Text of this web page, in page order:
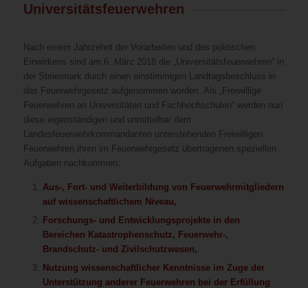
Universitätsfeuerwehren
Nach einem Jahrzehnt der Vorarbeiten und des politischen
Einwirkens sind am 6. März 2018 die „Universitätsfeuerwehren“ in
der Steiermark durch einen einstimmigen Landtagsbeschluss in
das Feuerwehrgesetz aufgenommen worden. Als „Freiwillige
Feuerwehren an Universitäten und Fachhochschulen“ werden nun
diese eigenständigen und unmittelbar dem
Landesfeuerwehrkommandanten unterstehenden Freiwilligen
Feuerwehren ihren im Feuerwehrgesetz übertragenen speziellen
Aufgaben nachkommen:
Aus-, Fort- und Weiterbildung von Feuerwehrmitgliedern
auf wissenschaftlichem Niveau,
Forschungs- und Entwicklungsprojekte in den
Bereichen Katastrophenschutz, Feuerwehr-,
Brandschutz- und Zivilschutzwesen,
Nutzung wissenschaftlicher Kenntnisse im Zuge der
Unterstützung anderer Feuerwehren bei der Erfüllung